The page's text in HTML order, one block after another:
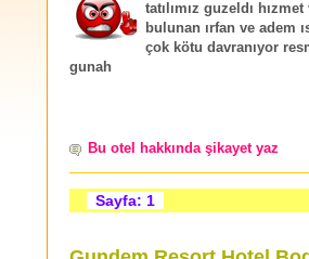
tatılımız guzeldı
bulunan ırfan ve adem
çok kötu davranıyor
gunah
Bu otel hakkında şikayet yaz
Sayfa: 1